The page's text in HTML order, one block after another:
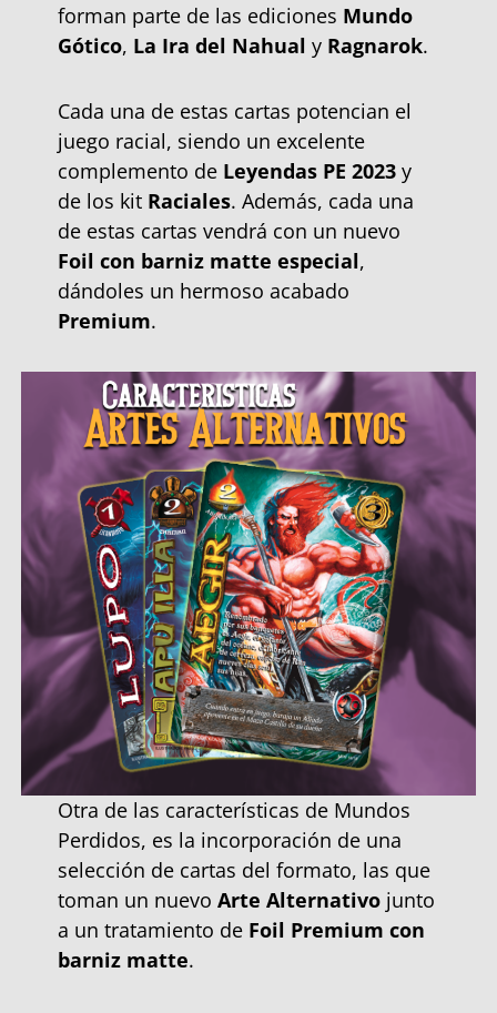
forman parte de las ediciones Mundo
Gótico, La Ira del Nahual y Ragnarok.
Cada una de estas cartas potencian el
juego racial, siendo un excelente
complemento de Leyendas PE 2023 y
de los kit Raciales. Además, cada una
de estas cartas vendrá con un nuevo
Foil con barniz matte especial,
dándoles un hermoso acabado
Premium.
Otra de las características de Mundos
Perdidos, es la incorporación de una
selección de cartas del formato, las que
toman un nuevo Arte Alternativo junto
a un tratamiento de Foil Premium con
barniz matte.